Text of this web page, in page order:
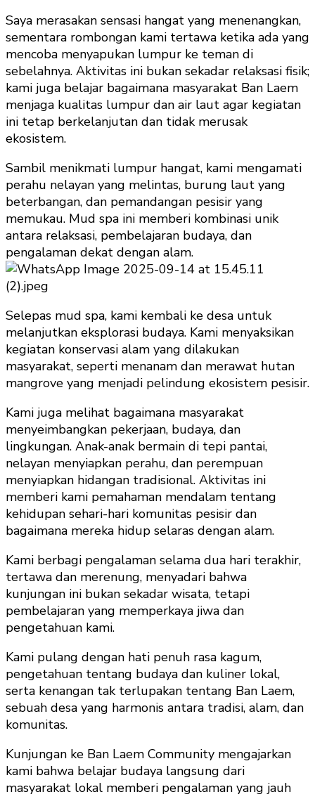
Saya merasakan sensasi hangat yang menenangkan,
sementara rombongan kami tertawa ketika ada yang
mencoba menyapukan lumpur ke teman di
sebelahnya. Aktivitas ini bukan sekadar relaksasi fisik;
kami juga belajar bagaimana masyarakat Ban Laem
menjaga kualitas lumpur dan air laut agar kegiatan
ini tetap berkelanjutan dan tidak merusak
ekosistem.
Sambil menikmati lumpur hangat, kami mengamati
perahu nelayan yang melintas, burung laut yang
beterbangan, dan pemandangan pesisir yang
memukau. Mud spa ini memberi kombinasi unik
antara relaksasi, pembelajaran budaya, dan
pengalaman dekat dengan alam.
Selepas mud spa, kami kembali ke desa untuk
melanjutkan eksplorasi budaya. Kami menyaksikan
kegiatan konservasi alam yang dilakukan
masyarakat, seperti menanam dan merawat hutan
mangrove yang menjadi pelindung ekosistem pesisir.
Kami juga melihat bagaimana masyarakat
menyeimbangkan pekerjaan, budaya, dan
lingkungan. Anak-anak bermain di tepi pantai,
nelayan menyiapkan perahu, dan perempuan
menyiapkan hidangan tradisional. Aktivitas ini
memberi kami pemahaman mendalam tentang
kehidupan sehari-hari komunitas pesisir dan
bagaimana mereka hidup selaras dengan alam.
Kami berbagi pengalaman selama dua hari terakhir,
tertawa dan merenung, menyadari bahwa
kunjungan ini bukan sekadar wisata, tetapi
pembelajaran yang memperkaya jiwa dan
pengetahuan kami.
Kami pulang dengan hati penuh rasa kagum,
pengetahuan tentang budaya dan kuliner lokal,
serta kenangan tak terlupakan tentang Ban Laem,
sebuah desa yang harmonis antara tradisi, alam, dan
komunitas.
Kunjungan ke Ban Laem Community mengajarkan
kami bahwa belajar budaya langsung dari
masyarakat lokal memberi pengalaman yang jauh